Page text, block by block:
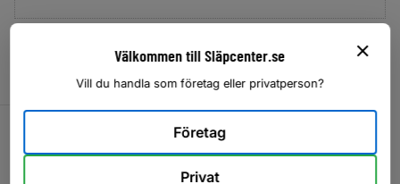
Lägg till i favoriter
Välkommen till Släpcenter.se
Vill du handla som företag eller privatperson?
Företag
Privat